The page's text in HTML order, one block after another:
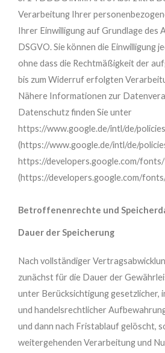
Verarbeitung Ihrer
Ihrer Einwilligung auf Grundlage des
DSGVO. Sie können die Einwilligung
ohne dass die Rechtmäßigkeit der
bis zum Widerruf erfolgten
Nähere Informationen zur
Datenschutz finden Sie unter
https://www.google.de/intl/de/
(https://www.google.de/intl/de/
https://developers.google.com/
(https://developers.google.com/
Betroffenenrechte und
Dauer der Speicherung
Nach vollständiger
zunächst für die Dauer der
unter Berücksichtigung gesetzlicher,
und handelsrechtlicher
und dann nach Fristablauf gelöscht,
weitergehenden Verarbeitung und